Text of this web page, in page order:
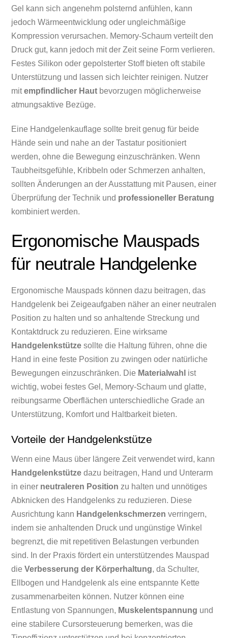
Gel kann sich angenehm polsternd anfühlen, kann
jedoch Wärmeentwicklung oder ungleichmäßige
Kompression verursachen. Memory-Schaum verteilt den
Druck gut, kann jedoch mit der Zeit seine Form verlieren.
Festes Silikon oder gepolsterter Stoff bieten oft stabile
Unterstützung und lassen sich leichter reinigen. Nutzer
mitempfindlicher Haut bevorzugen möglicherweise
atmungsaktive Bezüge.
Eine Handgelenkauflage sollte breit genug für beide
Hände sein und nahe an der Tastatur positioniert
werden, ohne die Bewegung einzuschränken. Wenn
Taubheitsgefühle, Kribbeln oder Schmerzen anhalten,
sollten Änderungen an der Ausstattung mit Pausen, einer
Überprüfung der Technik und professioneller Beratung
kombiniert werden.
Ergonomische Mauspads
für neutrale Handgelenke
Ergonomische Mauspads können dazu beitragen, das
Handgelenk bei Zeigeaufgaben näher an einer neutralen
Position zu halten und so anhaltende Streckung und
Kontaktdruck zu reduzieren. Eine wirksame
Handgelenkstütze sollte die Haltung führen, ohne die
Hand in eine feste Position zu zwingen oder natürliche
Bewegungen einzuschränken. Die Materialwahl ist
wichtig, wobei festes Gel, Memory-Schaum und glatte,
reibungsarme Oberflächen unterschiedliche Grade an
Unterstützung, Komfort und Haltbarkeit bieten.
Vorteile der Handgelenkstütze
Wenn eine Maus über längere Zeit verwendet wird, kann
Handgelenkstütze dazu beitragen, Hand und Unterarm
in einer neutraleren Position zu halten und unnötiges
Abknicken des Handgelenks zu reduzieren. Diese
Ausrichtung kann Handgelenkschmerzen verringern,
indem sie anhaltenden Druck und ungünstige Winkel
begrenzt, die mit repetitiven Belastungen verbunden
sind. In der Praxis fördert ein unterstützendes Mauspad
dieVerbesserung der Körperhaltung, da Schulter,
Ellbogen und Handgelenk als eine entspannte Kette
zusammenarbeiten können. Nutzer können eine
Entlastung von Spannungen, Muskelentspannung und
eine stabilere Cursorsteuerung bemerken, was die